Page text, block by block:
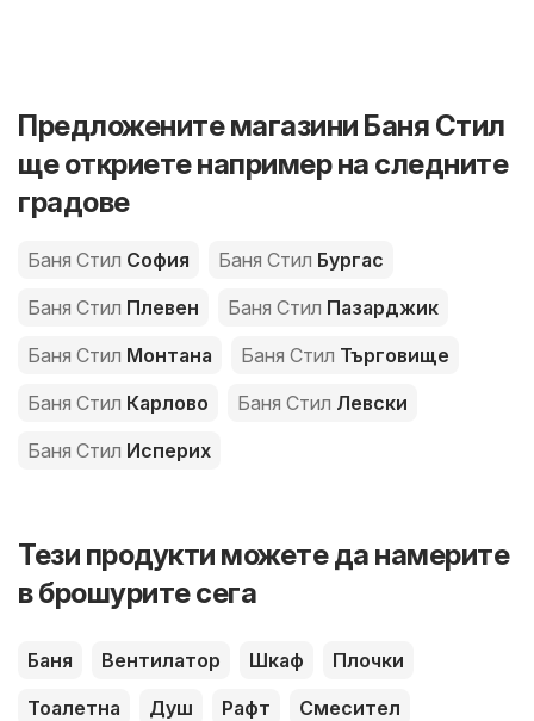
Предложените магазини Баня Стил
ще откриете например на следните
градове
Баня Стил София Баня Стил Бургас
Баня Стил Плевен Баня Стил Пазарджик
Баня Стил Монтана Баня Стил Търговище
Баня Стил Карлово Баня Стил Левски
Баня Стил Исперих
Тези продукти можете да намерите
в брошурите сега
Баня Вентилатор Шкаф
Плочки
Тоалетна
Душ Рафт
Смесител